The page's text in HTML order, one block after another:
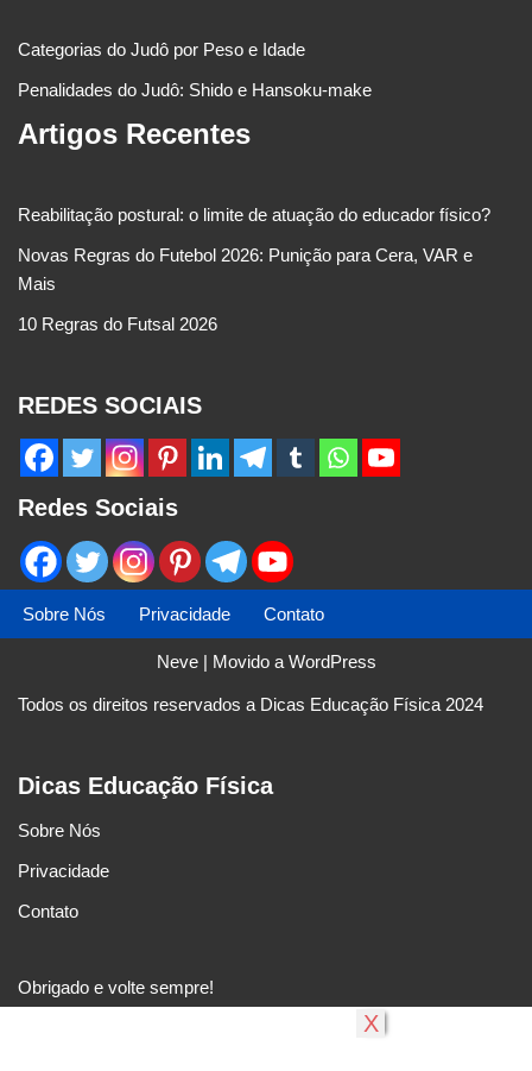
Categorias do Judô por Peso e Idade
Penalidades do Judô: Shido e Hansoku-make
Artigos Recentes
Reabilitação postural: o limite de atuação do educador físico?
Novas Regras do Futebol 2026: Punição para Cera, VAR e
Mais
10 Regras do Futsal 2026
REDES SOCIAIS
Redes Sociais
Sobre Nós Privacidade Contato
Neve| Movido a WordPress
Todos os direitos reservados a Dicas Educação Física 2024
Dicas Educação Física
Sobre Nós
Privacidade
Contato
Obrigado e volte sempre!
X